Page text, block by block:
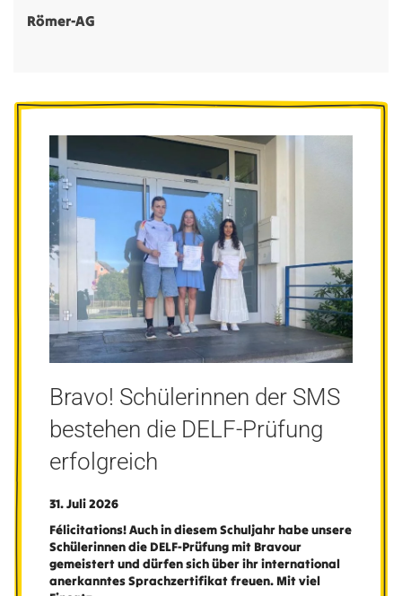
Römer-AG
Bravo! Schülerinnen der SMS
bestehen die DELF-Prüfung
erfolgreich
31. Juli 2026
Félicitations! Auch in diesem Schuljahr habe unsere
Schülerinnen die DELF-Prüfung mit Bravour
gemeistert und dürfen sich über ihr international
anerkanntes Sprachzertifikat freuen. Mit viel